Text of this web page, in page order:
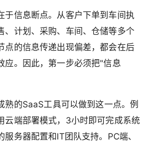
于信息断点。从客户下单到车间执
、计划、采购、车间、仓储等多个
点的信息传递出现偏差，都会在后
应。因此，第一步必须把"信息
熟的SaaS工具可以做到这一点。例
云端部署模式，3小时即可完成系统
服务器配置和IT团队支持。PC端、